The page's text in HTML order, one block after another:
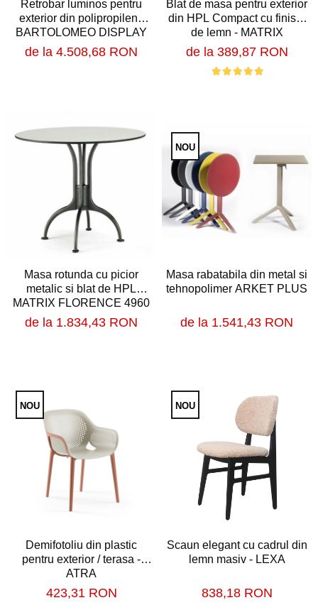
Baruri
Bar la comanda
Bar mobil
Accesorii
Blaturi de masa
Blaturi din PAL
Blaturi din MDF
Blaturi din metal
Blaturi din Topalit
Blaturi din HPL Compact
Blaturi din piatra naturala si
Bean bags
Retrobar luminos pentru
exterior din polipropilena
BARTOLOMEO DISPLAY
de la 4.508,68 RON
Blat de masa pentru exterior
din HPL Compact cu finisaj
de lemn - MATRIX
de la 389,87 RON
Masa rotunda cu picior
metalic si blat de HPL
MATRIX FLORENCE 4960
de la 1.834,43 RON
NOU
Masa rabatabila din metal si
tehnopolimer ARKET PLUS
de la 1.541,43 RON
NOU
Demifotoliu din plastic
pentru exterior / terasa -
ATRA
423,31 RON
NOU
Scaun elegant cu cadrul din
lemn masiv - LEXA
838,18 RON